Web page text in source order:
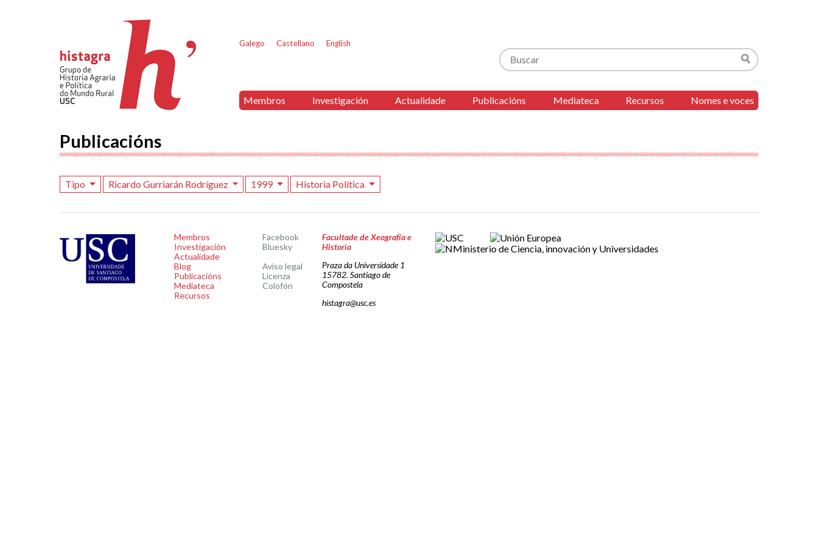
Galego Castellano English
Buscar
Buscar
Membros Investigación Actualidade Publicacións Mediateca Recursos Nomes e voces
Publicacións
Tipo Ricardo Gurriarán Rodríguez 1999 Historia Política
Membros
Investigación
Actualidade
Blog
Publicacións
Mediateca
Recursos
Facebook
Bluesky
Aviso legal
Licenza
Colofón
Facultade de Xeografía e
Historia
Praza da Universidade 1
15782. Santiago de
Compostela
histagra@usc.es